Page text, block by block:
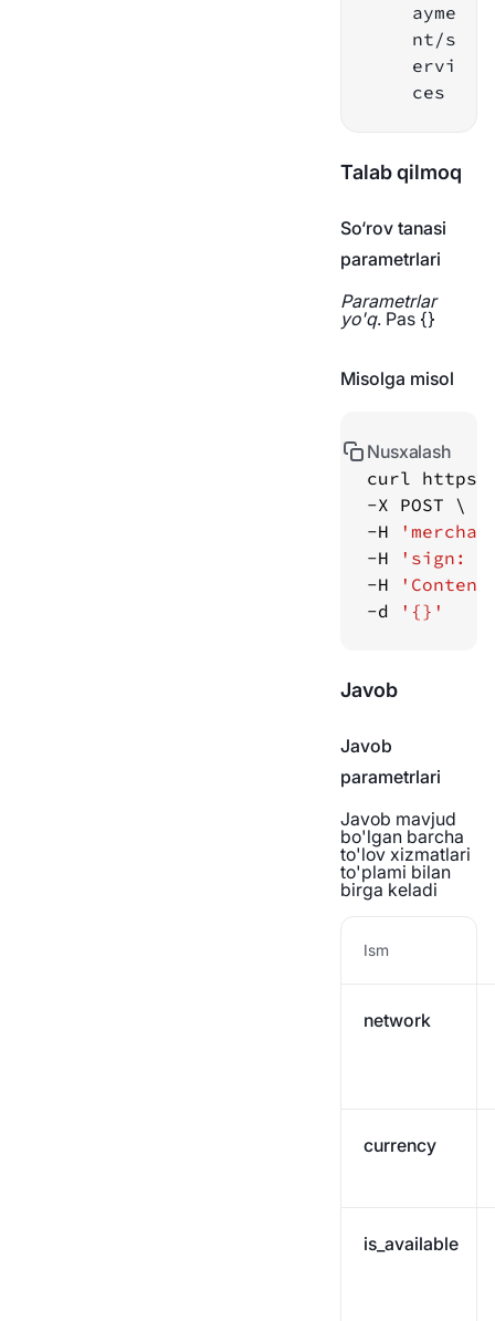
ayme
nt/s
ervi
ces
Talab qilmoq
So‘rov tanasi
parametrlari
Parametrlar
yo'q. Pas {}
Misolga misol
curl https:
-H
-H
'sign:
-H
-d
'{}'
Nusxalash
Javob
Javob
parametrlari
Javob mavjud
bo'lgan barcha
to'lov xizmatlari
to'plami bilan
birga keladi
Ism
network
currency
is_available